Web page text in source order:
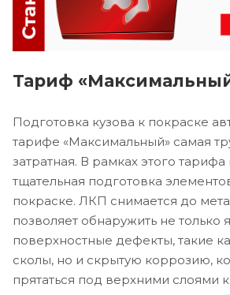
Тариф
Подготовка кузова к покраске
тарифе «Максимальный» самая
затратная. В рамках этого
тщательная подготовка
покраске. ЛКП снимается до
позволяет обнаружить не только
поверхностные дефекты, такие
сколы, но и скрытую коррозию,
прятаться под верхними слоями